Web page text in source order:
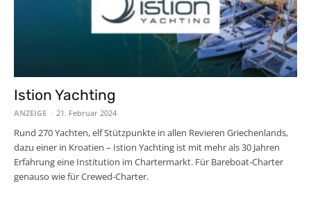
Istion Yachting
ANZEIGE - 21. Februar 2024
Rund 270 Yachten, elf Stützpunkte in allen Revieren Griechenlands,
dazu einer in Kroatien – Istion Yachting ist mit mehr als 30 Jahren
Erfahrung eine Institution im Chartermarkt. Für Bareboat-Charter
genauso wie für Crewed-Charter.